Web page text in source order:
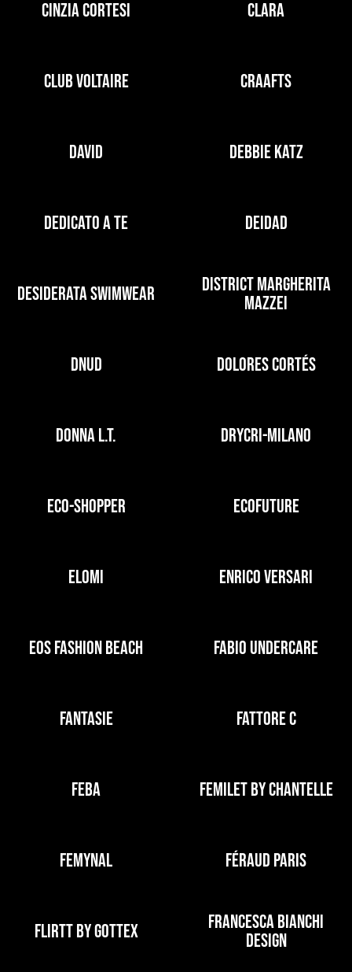
CINZIA CORTESI CLARA
CLUB VOLTAIRE CRAAFTS
DAVID DEBBIE KATZ
DEDICATO A TE DEIDAD
DESIDERATA SWIMWEAR
DISTRICT MARGHERITA
MAZZEI
DNUD DOLORES CORTÉS
DONNA L.T. DRYCRI-MILANO
ECO-SHOPPER ECOFUTURE
ELOMI ENRICO VERSARI
EOS FASHION BEACH FABIO UNDERCARE
FANTASIE FATTORE C
FEBA FEMILET BY CHANTELLE
FEMYNAL FÉRAUD PARIS
FLIRTT BY GOTTEX
FRANCESCA BIANCHI
DESIGN